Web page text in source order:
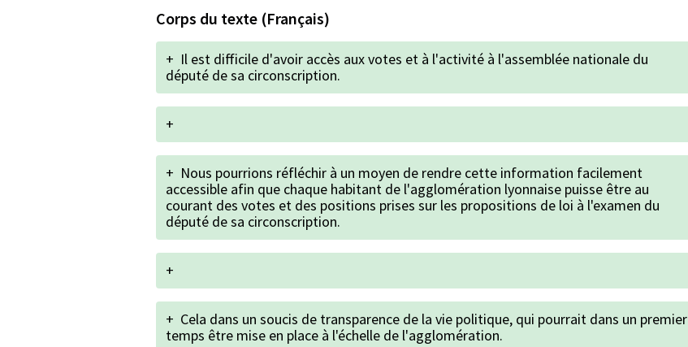
Corps du texte (Français)
+ Il est difficile d'avoir accès aux votes et à l'activité à l'assemblée nationale du
député de sa circonscription.
+
+ Nous pourrions réfléchir à un moyen de rendre cette information facilement
accessible afin que chaque habitant de l'agglomération lyonnaise puisse être au
courant des votes et des positions prises sur les propositions de loi à l'examen du
député de sa circonscription.
+
+ Cela dans un soucis de transparence de la vie politique, qui pourrait dans un premier
temps être mise en place à l'échelle de l'agglomération.